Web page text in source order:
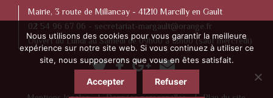
Mairie, 3 route de Millancay - 41210 Marcilly en Gault
02 54 96 67 06 - secretariat-margault@orange.fr
Ouvert du Lundi au Samedi de 09h00 à 12h00 (sauf mercredi)
Nous utilisons des cookies pour vous garantir la meilleure
expérience sur notre site web. Si vous continuez à utiliser ce
site, nous supposerons que vous en êtes satisfait.
Accepter Refuser